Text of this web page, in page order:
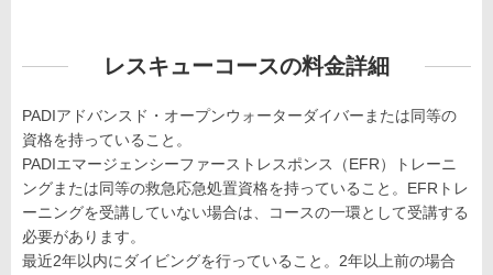
レスキューコースの料金詳細
PADIアドバンスド・オープンウォーターダイバーまたは同等の
資格を持っていること。
PADIエマージェンシーファーストレスポンス（EFR）トレーニ
ングまたは同等の救急応急処置資格を持っていること。EFRトレ
ーニングを受講していない場合は、コースの一環として受講する
必要があります。
最近2年以内にダイビングを行っていること。2年以上前の場合